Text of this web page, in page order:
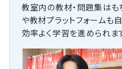
教室内の教材・問題集は
や教材プラットフォームも
効率よく学習を進められま